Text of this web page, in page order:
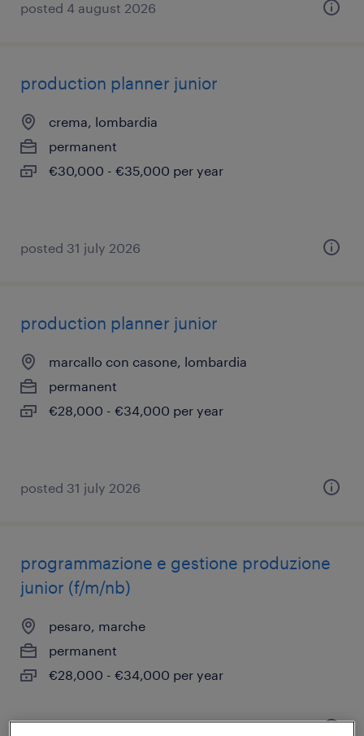
posted 4 august 2026
production planner junior
crema, lombardia
permanent
€30,000 - €35,000 per year
posted 31 july 2026
production planner junior
marcallo con casone, lombardia
permanent
€28,000 - €34,000 per year
posted 31 july 2026
programmazione e gestione produzione
junior (f/m/nb)
pesaro, marche
permanent
€28,000 - €34,000 per year
posted 31 july 2026